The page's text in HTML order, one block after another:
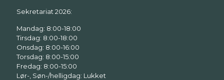
Sekretariat 2026:
Mandag: 8:00-18:00
Tirsdag: 8:00-18:00
Onsdag: 8:00-16:00
Torsdag: 8:00-15:00
Fredag: 8:00-15:00
Lør-, Søn-/helligdag: Lukket